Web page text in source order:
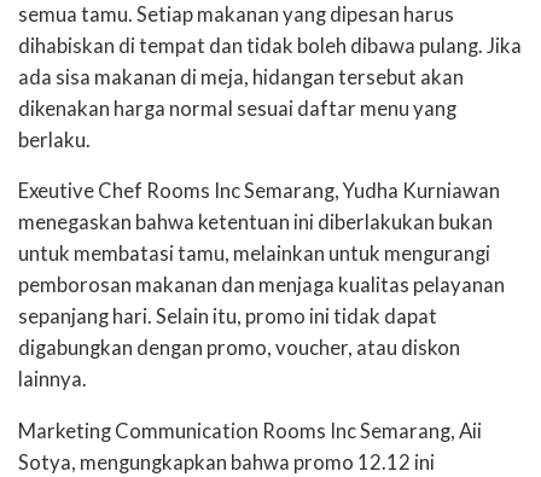
semua tamu. Setiap makanan yang dipesan harus
dihabiskan di tempat dan tidak boleh dibawa pulang. Jika
ada sisa makanan di meja, hidangan tersebut akan
dikenakan harga normal sesuai daftar menu yang
berlaku.
Exeutive Chef Rooms Inc Semarang, Yudha Kurniawan
menegaskan bahwa ketentuan ini diberlakukan bukan
untuk membatasi tamu, melainkan untuk mengurangi
pemborosan makanan dan menjaga kualitas pelayanan
sepanjang hari. Selain itu, promo ini tidak dapat
digabungkan dengan promo, voucher, atau diskon
lainnya.
Marketing Communication Rooms Inc Semarang, Aii
Sotya, mengungkapkan bahwa promo 12.12 ini